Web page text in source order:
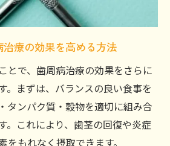
療の効果を高める方法
とで、歯周病治療の効果をさらに
。まずは、バランスの良い食事を
タンパク質・穀物を適切に組み合
。これにより、歯茎の回復や炎症
をもれなく摂取できます。